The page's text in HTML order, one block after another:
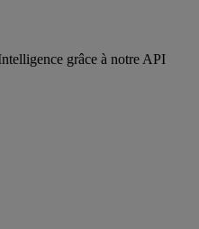
grâce à notre API